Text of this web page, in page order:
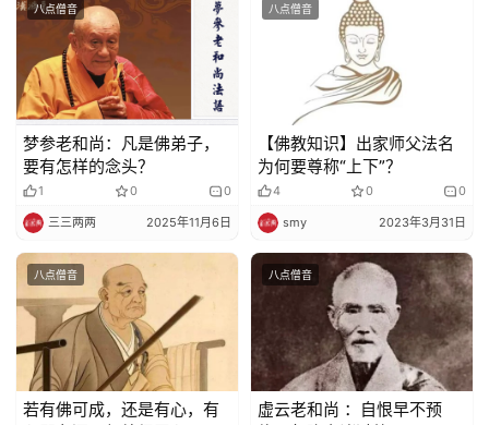
八点僧音
梦参老和尚：凡是佛弟子，
要有怎样的念头？
1 0 0
三三两两 2025年11月6日
八点僧音
【佛教知识】出家师父法名
为何要尊称“上下”？
4 0 0
smy 2023年3月31日
八点僧音
若有佛可成，还是有心，有
八点僧音
虚云老和尚 ：自恨早不预